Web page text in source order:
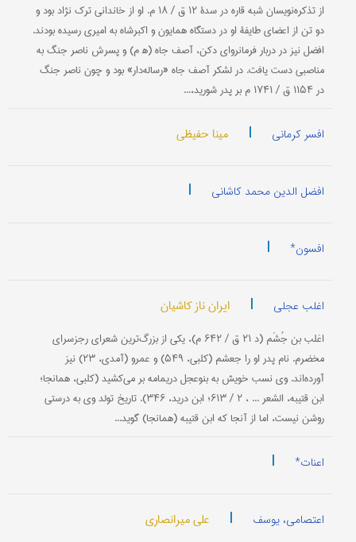
از تذكره‌نویسان شبه قاره در سدۀ ۱۲ ق / ۱۸ م. او از خاندانی ترك نژاد بود و
دو تن از اعضای طایفۀ او در دستگاه همایون و اكبرشاه به امیری رسیده بودند.
افضل نیز در دربار فرمانروای دكن، آصف جاه (ه‍ م) و پسرش ناصر جنگ به
مناصبی دست یافت. در لشكر آصف جاه «رساله‌دار» بود و چون ناصر جنگ
در ۱۱۵۴ ق / ۱۷۴۱ م بر پدر شورید،...
افسر کرمانی | مینا حفیظی
افضل الدین محمد کاشانی |
افسون* |
اغلب عجلی | ایران ناز کاشیان
اغلب بن جُشَم (د ۲۱ ق / ۶۴۲ م)، یكی از بزرگ‌ترین شعرای رجزسرای
مخضرم. نام پدر او را جعشم (كلبی، ۵۴۹) و عمرو (آمدی، ۲۳) نیز
آورده‌اند. وی نسب خویش به بنوعجل دریمامه بر می‌كشید (كلبی، همانجا؛
ابن قتیبه، الشعر ... ، ۲ / ۶۱۳؛ ابن درید، ۳۴۶). تاریخ تولد وی به درستی
روشن نیست، اما از آنجا كه ابن قتیبه (همانجا) گوید...
اعنات* |
اعتصامی، یوسف | علی میرانصاری